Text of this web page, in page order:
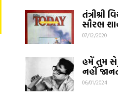
તંત્રીશ્રી
સૌરભ
07/12/2020
હમેં તુમ સે
નહીં
06/01/2024